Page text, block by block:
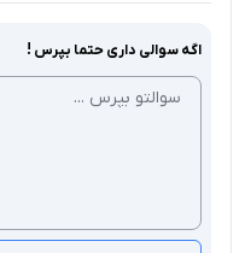
اگه سوالی داری حتما بپرس !